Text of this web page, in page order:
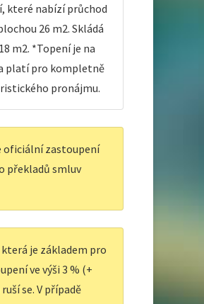
které nabízí průchod
26 m2. Skládá
m2. *Topení je na
platí pro kompletně
pronájmu.
oficiální zastoupení
překladů smluv
je základem pro
ve výši 3 % (+
se. V případě